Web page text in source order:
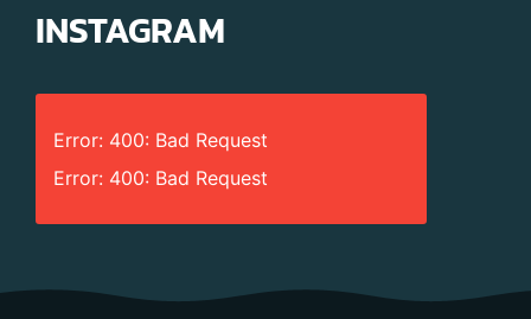
INSTAGRAM
Error: 400: Bad Request
Error: 400: Bad Request